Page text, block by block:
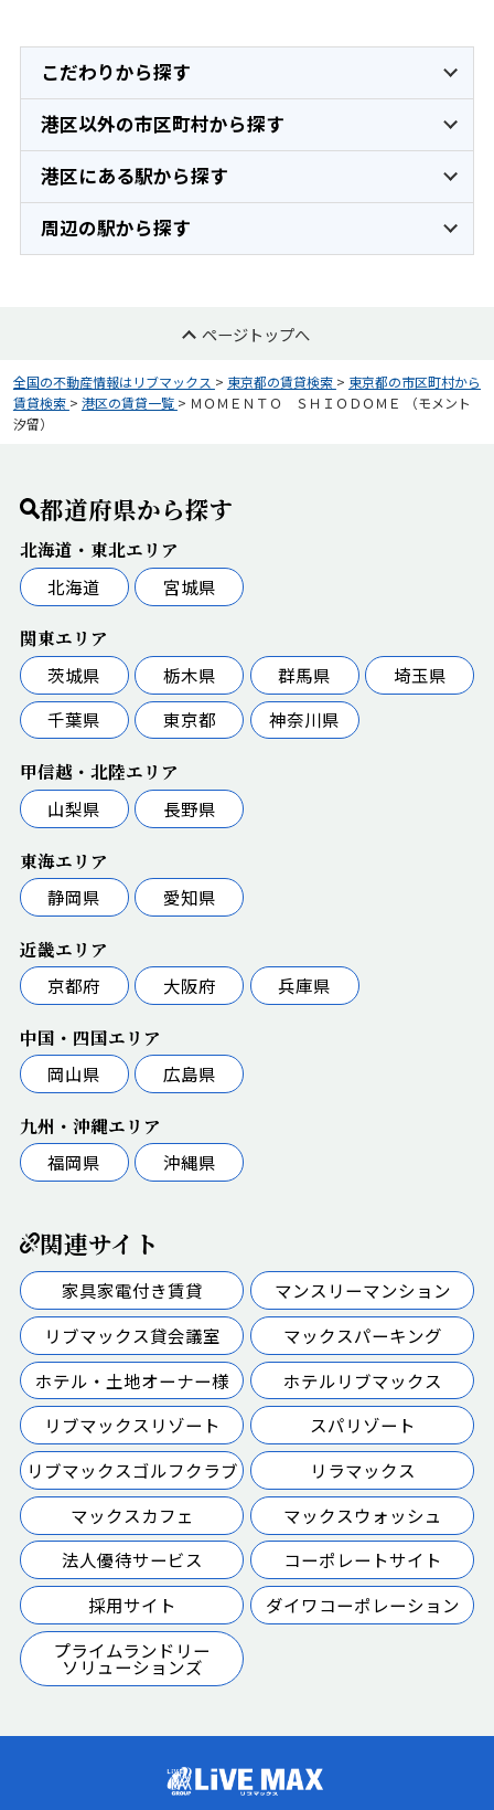
こだわりから探す
港区以外の市区町村から探す
港区にある駅から探す
周辺の駅から探す
ページトップへ
全国の不動産情報はリブマックス > 東京都の賃貸検索 > 東京都の市区町村から
賃貸検索 > 港区の賃貸一覧 > ＭＯＭＥＮＴＯ ＳＨＩＯＤＯＭＥ （モメント
汐留）
都道府県から探す
北海道・東北エリア
北海道
宮城県
関東エリア
茨城県
栃木県 群馬県
埼玉県
千葉県
東京都 神奈川県
甲信越・北陸エリア
山梨県
長野県
東海エリア
静岡県
愛知県
近畿エリア
京都府
大阪府 兵庫県
中国・四国エリア
岡山県
広島県
九州・沖縄エリア
福岡県
沖縄県
関連サイト
家具家電付き賃貸
マンスリーマンション
リブマックス貸会議室
マックスパーキング
ホテル・土地オーナー様
ホテルリブマックス
リブマックスリゾート
スパリゾート
リブマックスゴルフクラブ
リラマックス
マックスカフェ
マックスウォッシュ
法人優待サービス
コーポレートサイト
採用サイト
ダイワコーポレーション
プライムランドリー
ソリューションズ